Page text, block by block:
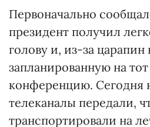
Первоначально
президент получил
голову и, из-за
запланированную на
конференцию. Сегодня
телеканалы передали,
транспортировали на